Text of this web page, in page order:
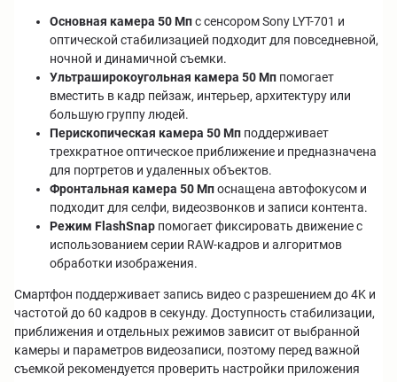
Основная камера 50 Мпс сенсором Sony LYT-701 и
оптической стабилизацией подходит для повседневной,
ночной и динамичной съемки.
Ультраширокоугольная камера 50 Мп помогает
вместить в кадр пейзаж, интерьер, архитектуру или
большую группу людей.
Перископическая камера 50 Мп поддерживает
трехкратное оптическое приближение и предназначена
для портретов и удаленных объектов.
Фронтальная камера 50 Мпоснащена автофокусом и
подходит для селфи, видеозвонков и записи контента.
Режим FlashSnap помогает фиксировать движение с
использованием серии RAW-кадров и алгоритмов
обработки изображения.
Смартфон поддерживает запись видео с разрешением до 4K и
частотой до 60 кадров в секунду. Доступность стабилизации,
приближения и отдельных режимов зависит от выбранной
камеры и параметров видеозаписи, поэтому перед важной
съемкой рекомендуется проверить настройки приложения